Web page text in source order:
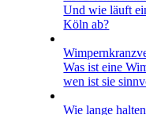
Und wie läuft
Köln ab?
Was ist eine
wen ist sie
Wie lange